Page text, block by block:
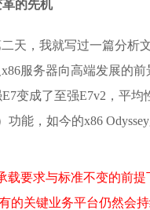
革的先机
天，我就写过一篇分析
服务器向高端发展的
变成了至强E7v2，平
能，如今的x86
载要求与标准不变的前
的关键业务平台仍然会